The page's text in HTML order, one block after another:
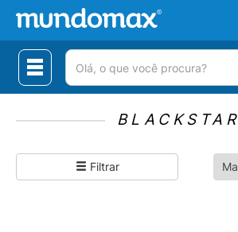
(pesquisar)
BLACKSTAR
Filtrar